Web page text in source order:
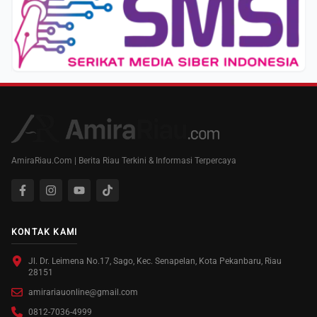
AmiraRiau.Com | Berita Riau Terkini & Informasi Terpercaya
KONTAK KAMI
Jl. Dr. Leimena No.17, Sago, Kec. Senapelan, Kota Pekanbaru, Riau
28151
amirariauonline@gmail.com
0812-7036-4999